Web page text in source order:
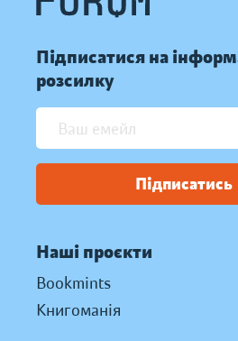
Підписатися на
розсилку
Підписатись
Наші проєкти
Bookmints
Книгоманія